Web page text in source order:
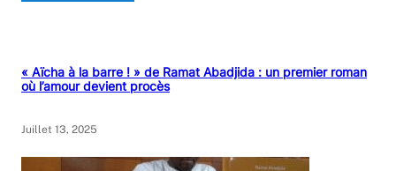
« Aïcha à la barre ! » de Ramat Abadjida : un premier roman
où l’amour devient procès
Juillet 13, 2025